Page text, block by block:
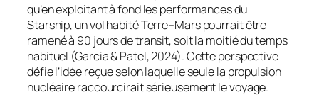
qu’en exploitant à fond les performances du
Starship, un vol habité Terre–Mars pourrait être
ramené à 90 jours de transit, soit la moitié du temps
habituel (Garcia & Patel, 2024). Cette perspective
défie l’idée reçue selon laquelle seule la propulsion
nucléaire raccourcirait sérieusement le voyage.